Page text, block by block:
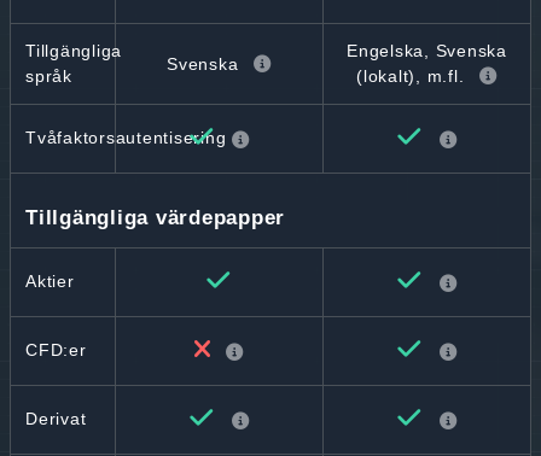
Tillgängliga
språk
Svenska
Engelska, Svenska
(lokalt), m.fl.
Tvåfaktorsautentisering
Tillgängliga värdepapper
Aktier
CFD:er
Derivat